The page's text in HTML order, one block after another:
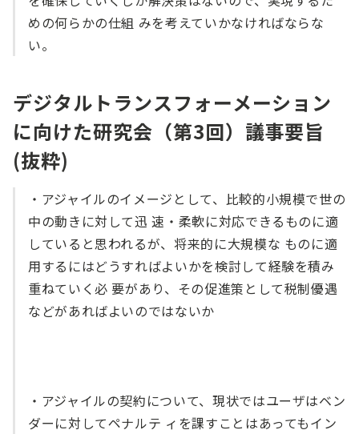
めの何らかの仕組 みを考えていかなければならな
い。
デジタルトランスフォーメーション
に向けた研究会（第3回）議事要旨
(抜粋)
・アジャイルのイメージとして、比較的小規模で世の
中の動きに対して迅 速・柔軟に対応できるものに適
していると思われるが、将来的に大規模な ものに適
用するにはどうすればよいかを検討して経験を積み
重ねていく必 要があり、その促進策として税制優遇
などがあればよいのではないか
・アジャイルの契約について、現状ではユーザはベン
ダーに対してペナルテ ィを課すことはあってもイン